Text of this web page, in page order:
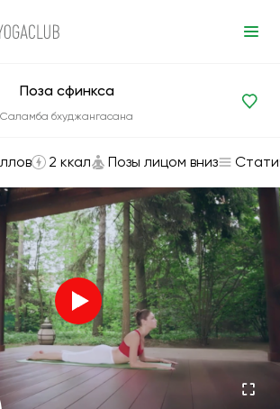
Поза сфинкса
Саламба бхуджангасана
2 ккал Позы лицом вниз